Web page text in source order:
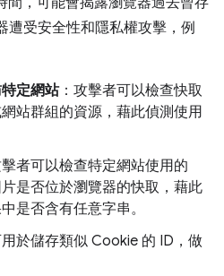
遭受安全性和隱私權攻擊，例
定網站：攻擊者可以檢查快取
站群組的資源，藉此偵測使用
擊者可以檢查特定網站使用的
片是否位於瀏覽器的快取，藉此
是否含有任意字串。
用於儲存類似 Cookie 的 ID，做